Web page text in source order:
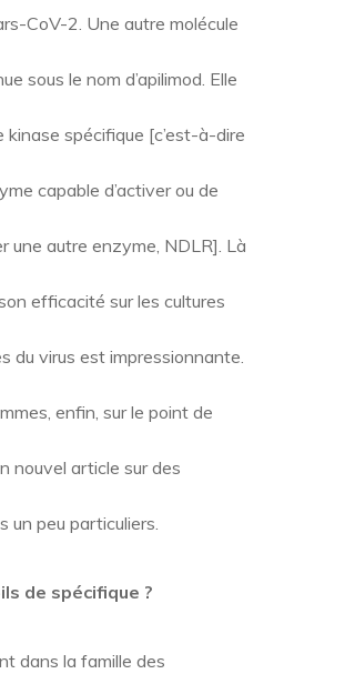
CoV-2. Une autre molécule
sous le nom d’apilimod. Elle
kinase spécifique [c’est-à-dire
capable d’activer ou de
une autre enzyme, NDLR]. Là
efficacité sur les cultures
du virus est impressionnante.
enfin, sur le point de
nouvel article sur des
un peu particuliers.
de spécifique ?
dans la famille des